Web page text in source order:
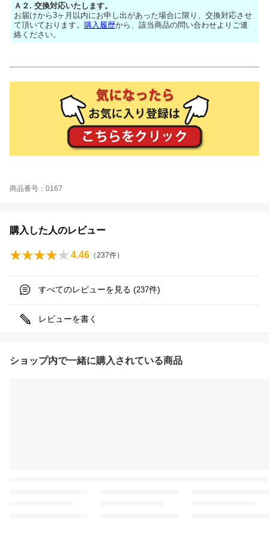
Ａ２. 交換対応いたします。
お届けから3ヶ月以内にお申し出があった場合に限り、交換対応させ
て頂いております。 購入履歴から、該当商品の問い合わせよりご連
絡ください。
商品番号：0167
購入した人のレビュー
4.46 （237件）
すべてのレビューを見る (237件)
レビューを書く
ショップ内で一緒に購入されている商品